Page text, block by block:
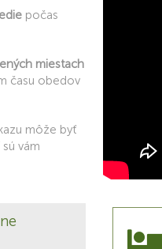
počas
miestach
času obedov
môže byť
vám